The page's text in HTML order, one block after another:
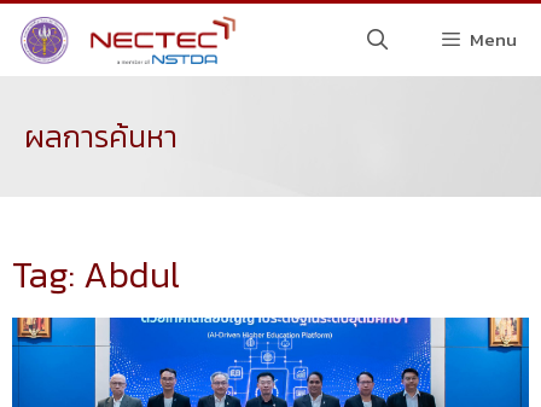
Menu
ผลการค้นหา
Tag: Abdul